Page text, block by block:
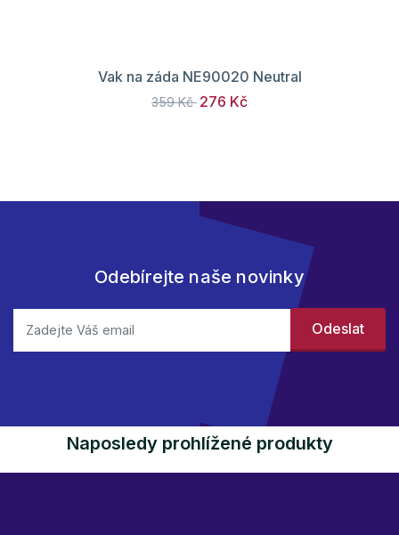
Vak na záda NE90020 Neutral
359 Kč 276 Kč
Odebírejte naše novinky
Naposledy prohlížené produkty